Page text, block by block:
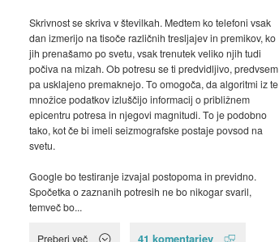
Skrivnost se skriva v številkah. Medtem ko telefoni vsak
dan izmerijo na tisoče različnih tresljajev in premikov, ko
jih prenašamo po svetu, vsak trenutek veliko njih tudi
počiva na mizah. Ob potresu se ti predvidljivo, predvsem
pa usklajeno premaknejo. To omogoča, da algoritmi iz te
množice podatkov izluščijo informacij o približnem
epicentru potresa in njegovi magnitudi. To je podobno
tako, kot če bi imeli seizmografske postaje povsod na
svetu.
Google bo testiranje izvajal postopoma in previdno.
Spočetka o zaznanih potresih ne bo nikogar svaril,
temveč bo...
Preberi več 41 komentarjev